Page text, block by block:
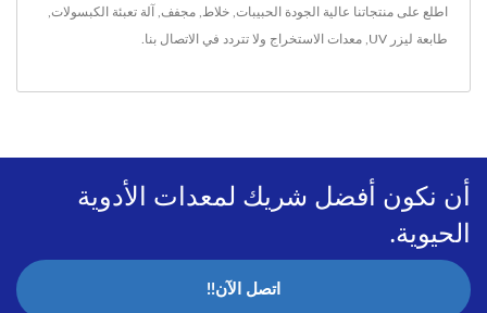
اطلع على منتجاتنا عالية الجودة الحبيبات خلاط مجفف آلة تعبئة الكبسولات
طابعة ليزر UV معدات الاستخراج ولا تتردد في الاتصال بنا
أن نكون أفضل شريك لمعدات الأدوية
الحيوية.
اتصل الآن!!